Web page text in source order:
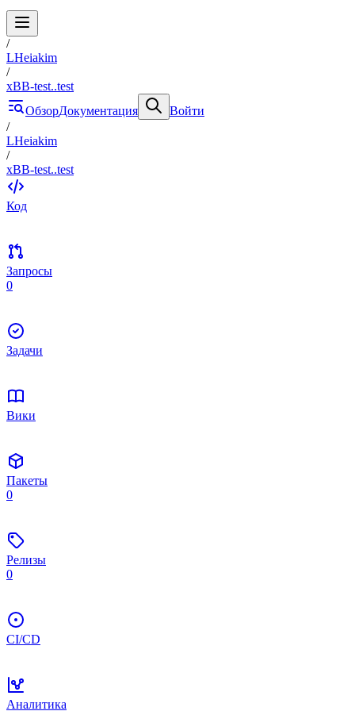
/
LHeiakim
/
xBB-test..test
ОбзорДокументация
Войти
/
LHeiakim
/
xBB-test..test
Код
Запросы
0
Задачи
Вики
Пакеты
0
Релизы
0
CI/CD
Аналитика